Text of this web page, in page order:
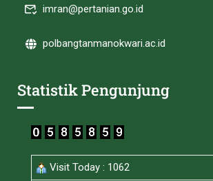
imran@pertanian.go.id
polbangtanmanokwari.ac.id
Statistik Pengunjung
Visit Today : 1062